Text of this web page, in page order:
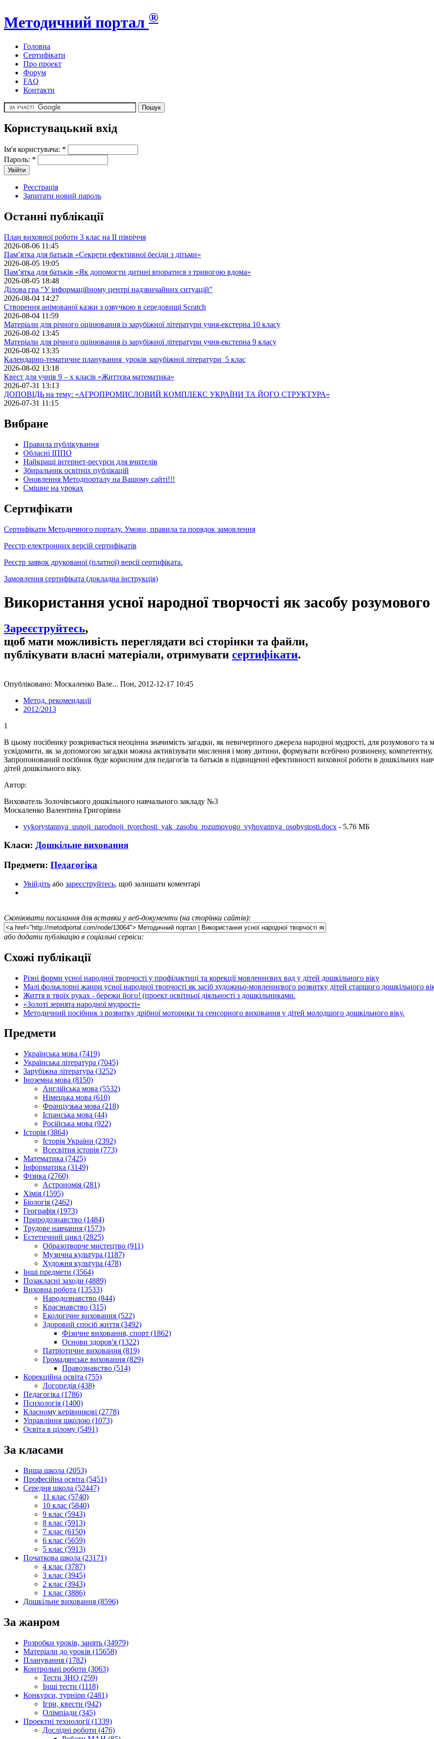
Методичний портал ®
Головна
Сертифікати
Про проект
Форум
FAQ
Контакти
Користувацький вхід
Ім'я користувача: *
Пароль: *
Реєстрація
Запитати новий пароль
Останні публікації
План виховної роботи 3 клас на II півріччя
2026-08-06 11:45
Пам’ятка для батьків «Секрети ефективної бесіди з дітьми»
2026-08-05 19:05
Пам’ятка для батьків «Як допомогти дитині впоратися з тривогою вдома»
2026-08-05 18:48
Ділова гра "У інформаційному центрі надзвичайних ситуацій"
2026-08-04 14:27
Створення анімованої казки з озвучкою в середовищі Scratch
2026-08-04 11:59
Матеріали для річного оцінювання із зарубіжної літератури учня-екстерна 10 класу
2026-08-02 13:45
Матеріали для річного оцінювання із зарубіжної літератури учня-екстерна 9 класу
2026-08-02 13:35
Календарно-тематичне планування уроків зарубіжної літератури 5 клас
2026-08-02 13:18
Квест для учнів 9 – х класів «Життєва математика»
2026-07-31 13:13
ДОПОВІДЬ на тему: «АГРОПРОМИСЛОВИЙ КОМПЛЕКС УКРАЇНИ ТА ЙОГО СТРУКТУРА»
2026-07-31 11:15
Вибране
Правила публікування
Обласні ІППО
Найкращі інтернет-ресурси для вчителів
Збиральник освітніх публікацій
Оновлення Методпорталу на Вашому сайті!!!
Cмішне на уроках
Сертифікати
Сертифікати Методичного порталу. Умови, правила та порядок замовлення
Реєстр електронних версій сертифікатів
Реєстр заявок друкованої (платної) версії сертифіката.
Замовлення сертифіката (докладна інструкція)
Використання усної народної творчості як засобу
Зареєструйтесь,
щоб мати можливість переглядати всі сторінки та файли,
публікувати власні матеріали, отримувати сертифікати.
Опубліковано: Москаленко Вале... Пон, 2012-12-17 10:45
Метод. рекомендації
2012/2013
1
В цьому посібнику розкривається неоцінна значимість загадки, як невичерпного джерела народної мудрості, для розумового
усвідомити, як за допомогою загадки можна активізувати мислення і мову дитини, формувати всебічно розвинену, компетентну,
Запропонований посібник буде корисним для педагогів та батьків в підвищенні ефективності виховної роботи в дошкільних
дітей дошкільного віку.
Автор:
Вихователь Золочівського дошкільного навчального закладу №3
Москаленко Валентина Григорівна
vykorystannya_usnoji_narodnoji_tvorchosti_yak_zasobu_rozumovogo_vyhovannya_osobystosti.docx - 5.76 MБ
Класи: Дошкільне виховання
Предмети: Педагогіка
Увійдіть або зареєструйтесь, щоб залишати коментарі
Скопіювати посилання для вставки у веб-документи (на сторінки сайтів):
або додати публікацію в соціальні сервіси:
Схожі публікації
Різні форми усної народної творчості у профілактиці та корекції мовленнєвих вад у дітей дошкільного віку
Малі фольклорні жанри усної народної творчості як засіб художньо-мовленнєвого розвитку дітей старшого дошкільного
Життя в твоїх руках - бережи його! (проект освітньої діяльності з дошкільниками.
«Золоті зернята народної мудрості»
Методичний посібник з розвитку дрібної моторики та сенсорного виховання у дітей молодшого дошкільного віку.
Предмети
Українська мова (7419)
Українська література (7045)
Зарубіжна література (3252)
Іноземна мова (8150)
Англійська мова (5532)
Німецька мова (610)
Французька мова (218)
Іспанська мова (44)
Російська мова (922)
Історія (3864)
Історія України (2392)
Всесвітня історія (773)
Математика (7425)
Інформатика (3149)
Фізика (2760)
Астрономія (281)
Хімія (1595)
Біологія (2462)
Географія (1973)
Природознавство (1484)
Трудове навчання (1573)
Естетичний цикл (2825)
Образотворче мистецтво (911)
Музична культура (1187)
Художня культура (478)
Інші предмети (3564)
Позакласні заходи (4889)
Виховна робота (13533)
Народознавство (844)
Краєзнавство (315)
Екологічне виховання (522)
Здоровий спосіб життя (3492)
Фізичне виховання, спорт (1862)
Основи здоров'я (1322)
Патріотичне виховання (819)
Громадянське виховання (829)
Правознавство (514)
Корекційна освіта (755)
Логопедія (438)
Педагогіка (1786)
Психологія (1400)
Класному керівникові (2778)
Управління школою (1073)
Освіта в цілому (5491)
За класами
Вища школа (2053)
Професійна освіта (5451)
Середня школа (52447)
11 клас (5740)
10 клас (5840)
9 клас (5943)
8 клас (5913)
7 клас (6150)
6 клас (5659)
5 клас (5913)
Початкова школа (23171)
4 клас (3787)
3 клас (3945)
2 клас (3943)
1 клас (3886)
Дошкільне виховання (8596)
За жанром
Розробки уроків, занять (34979)
Матеріали до уроків (15658)
Планування (1782)
Контрольні роботи (3063)
Тести ЗНО (259)
Інші тести (1118)
Конкурси, турніри (2481)
Ігри, квести (942)
Олімпіади (345)
Проектні технології (1339)
Дослідні роботи (476)